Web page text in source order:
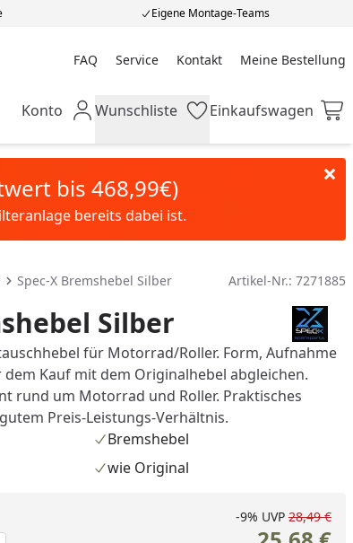
Eigene Montage-Teams
FAQ Service Kontakt Meine Bestellung
Meine Bestellung
Mein Konto
Konto Wunschliste
Wunschliste Einkaufswagen
Einkaufswagen
bis 468,99€)
bereits dabei ist.
Spec-X Bremshebel Silber Artikel-Nr.: 7271885
Silber
für Motorrad/Roller. Form, Aufnahme
Kauf mit dem Originalhebel abgleichen.
rund um Motorrad und Roller. Praktisches
Preis-Leistungs-Verhältnis.
Bremshebel
wie Original
-9% UVP 28,49 €